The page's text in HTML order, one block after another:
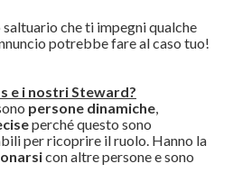
saltuario che ti impegni qualche
potrebbe fare al caso tuo!
e i nostri Steward?
persone dinamiche
perché questo sono
per ricoprire il ruolo. Hanno la
con altre persone e sono